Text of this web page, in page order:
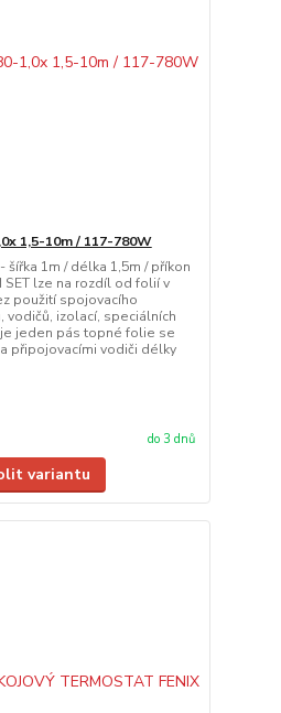
1,5-10m / 117-780W
šířka 1m / délka 1,5m / příkon
SET lze na rozdíl od folií v
použití spojovacího
vodičů, izolací, speciálních
jeden pás topné folie se
připojovacími vodiči délky
do 3 dnů
variantu